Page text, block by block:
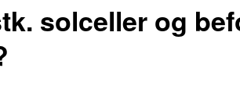
solceller og